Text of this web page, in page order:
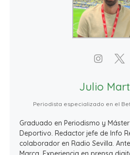
Julio
Periodista especializado en el
Graduado en Periodismo y
Deportivo. Redactor jefe de Info
colaborador en Radio Sevilla.